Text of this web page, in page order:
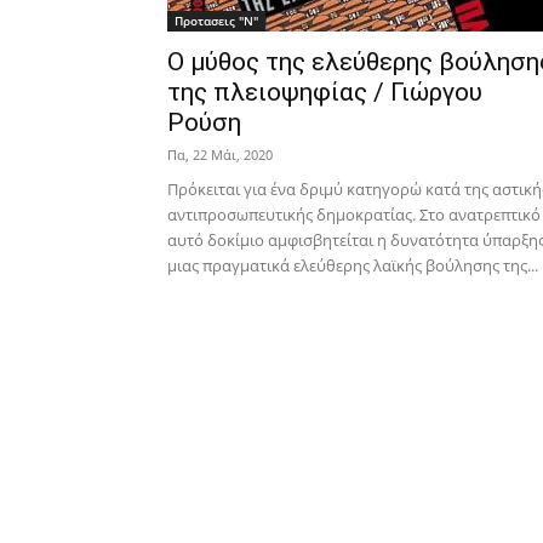
Προτασεις "Ν"
Ο μύθος της ελεύθερης
της πλειοψηφίας / Γιώργου
Ρούση
Πα, 22 Μάι, 2020
Πρόκειται για ένα δριμύ κατηγορώ κατά της
αντιπροσωπευτικής δημοκρατίας. Στο ανατρεπτικό
αυτό δοκίμιο αμφισβητείται η δυνατότητα
μιας πραγματικά ελεύθερης λαϊκής βούλησης της...